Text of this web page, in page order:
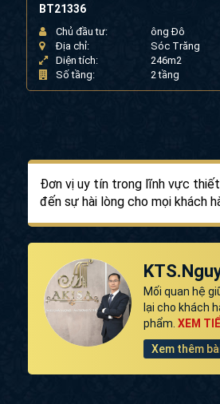
BT21336
Chủ đầu tư:
ông Đô
Địa chỉ:
Sóc Trăng
Diện tích:
246m2
Số tầng:
2 tầng
Đơn vị uy tín trong lĩnh vực
đến sự hài lòng cho mọi khách
Mối quan hệ
lại cho khách
phẩm. XEM
Xem thêm